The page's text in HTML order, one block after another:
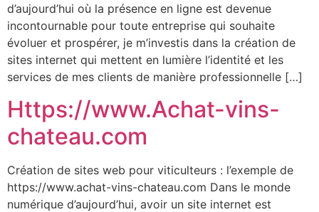
d’aujourd’hui où la présence en ligne est devenue
incontournable pour toute entreprise qui souhaite
évoluer et prospérer, je m’investis dans la création de
sites internet qui mettent en lumière l’identité et les
services de mes clients de manière professionnelle […]
Https://www.Achat-vins-
chateau.com
Création de sites web pour viticulteurs : l’exemple de
https://www.achat-vins-chateau.com Dans le monde
numérique d’aujourd’hui, avoir un site internet est